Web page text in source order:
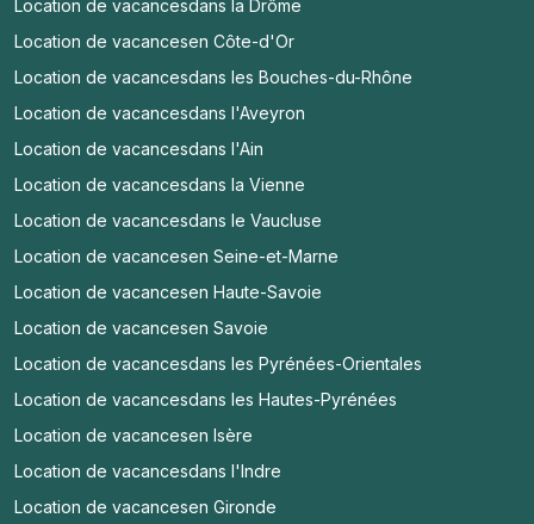
Location de vacancesdans la Drôme
Location de vacancesen Côte-d'Or
Location de vacancesdans les Bouches-du-Rhône
Location de vacancesdans l'Aveyron
Location de vacancesdans l'Ain
Location de vacancesdans la Vienne
Location de vacancesdans le Vaucluse
Location de vacancesen Seine-et-Marne
Location de vacancesen Haute-Savoie
Location de vacancesen Savoie
Location de vacancesdans les Pyrénées-Orientales
Location de vacancesdans les Hautes-Pyrénées
Location de vacancesen Isère
Location de vacancesdans l'Indre
Location de vacancesen Gironde